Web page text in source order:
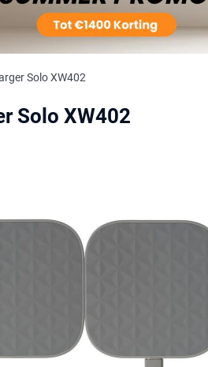
Solo XW402
Solo XW402